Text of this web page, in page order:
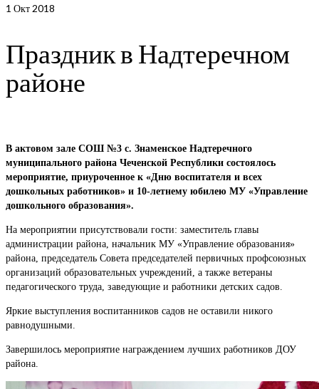
1 Окт 2018
Праздник в Надтеречном
районе
В актовом зале СОШ №3 с. Знаменское Надтеречного
муниципального района Чеченской Республики состоялось
мероприятие, приуроченное к «Дню воспитателя и всех
дошкольных работников» и 10-летнему юбилею МУ «Управление
дошкольного образования».
На мероприятии присутствовали гости: заместитель главы
администрации района, начальник МУ «Управление образования»
района, председатель Совета председателей первичных профсоюзных
организаций образовательных учреждений, а также ветераны
педагогического труда, заведующие и работники детских садов.
Яркие выступления воспитанников садов не оставили никого
равнодушными.
Завершилось мероприятие награждением лучших работников ДОУ
района.